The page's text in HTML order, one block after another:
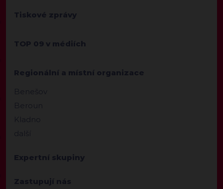
Tiskové zprávy
TOP 09 v médiích
Regionální a místní organizace
Benešov
Beroun
Kladno
další
Expertní skupiny
Zastupují nás